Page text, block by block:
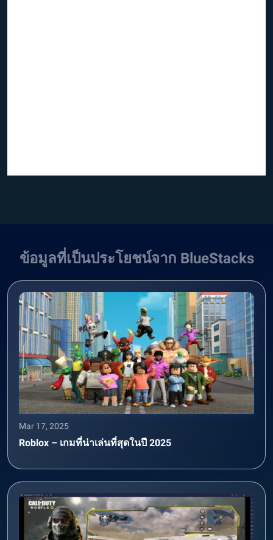
ข้อมูลที่เป็นประโยชน์จาก BlueStacks
Mar 17, 2025
Roblox – เกมที่น่าเล่นที่สุดในปี 2025